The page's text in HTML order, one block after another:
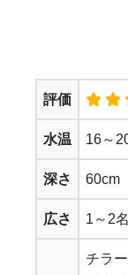
評価
水温 16～
深さ 60cm
広さ 1～2名
チラ